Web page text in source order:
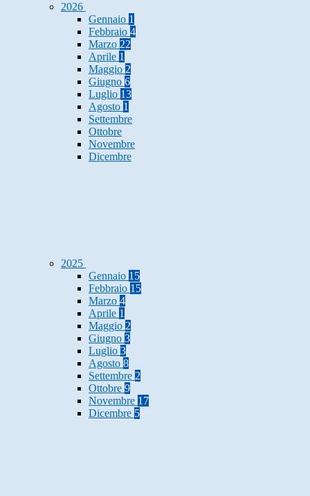
2026
Gennaio 1
Febbraio 4
Marzo 22
Aprile 1
Maggio 2
Giugno 6
Luglio 13
Agosto 1
Settembre
Ottobre
Novembre
Dicembre
2025
Gennaio 15
Febbraio 15
Marzo 4
Aprile 1
Maggio 2
Giugno 3
Luglio 3
Agosto 8
Settembre 2
Ottobre 9
Novembre 17
Dicembre 5